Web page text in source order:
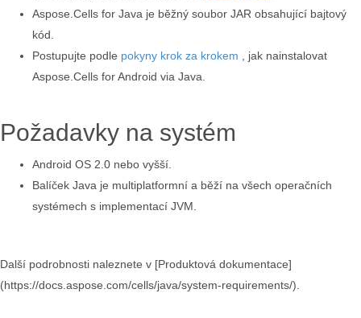
Aspose.Cells for Java je běžný soubor JAR obsahující bajtový
kód.
Postupujte podle pokyny krok za krokem , jak nainstalovat
Aspose.Cells for Android via Java.
Požadavky na systém
Android OS 2.0 nebo vyšší.
Balíček Java je multiplatformní a běží na všech operačních
systémech s implementací JVM.
Další podrobnosti naleznete v [Produktová dokumentace]
(https://docs.aspose.com/cells/java/system-requirements/).